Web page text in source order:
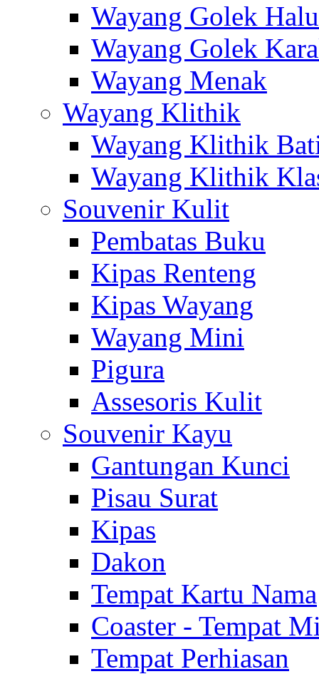
Wayang Golek
Wayang Golek
Wayang Menak
Wayang Klithik
Wayang Klithik
Wayang Klithik
Souvenir Kulit
Pembatas Buku
Kipas Renteng
Kipas Wayang
Wayang Mini
Pigura
Assesoris Kulit
Souvenir Kayu
Gantungan Kunci
Pisau Surat
Kipas
Dakon
Tempat Kartu Nama
Coaster - Tempat
Tempat Perhiasan